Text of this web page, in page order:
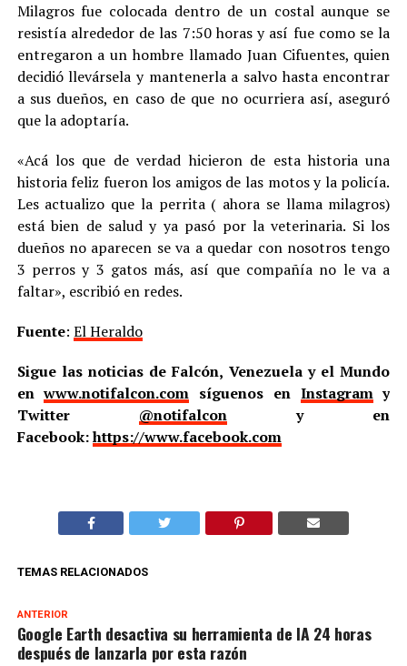
Milagros fue colocada dentro de un costal aunque se
resistía alrededor de las 7:50 horas y así fue como se la
entregaron a un hombre llamado Juan Cifuentes, quien
decidió llevársela y mantenerla a salvo hasta encontrar
a sus dueños, en caso de que no ocurriera así, aseguró
que la adoptaría.
«Acá los que de verdad hicieron de esta historia una
historia feliz fueron los amigos de las motos y la policía.
Les actualizo que la perrita ( ahora se llama milagros)
está bien de salud y ya pasó por la veterinaria. Si los
dueños no aparecen se va a quedar con nosotros tengo
3 perros y 3 gatos más, así que compañía no le va a
faltar», escribió en redes.
Fuente: El Heraldo
Sigue las noticias de Falcón, Venezuela y el Mundo
enwww.notifalcon.com síguenos en Instagramy
Twitter @notifalcony en
Facebook:https://www.facebook.com
TEMAS RELACIONADOS
ANTERIOR
Google Earth desactiva su herramienta de IA 24 horas
después de lanzarla por esta razón